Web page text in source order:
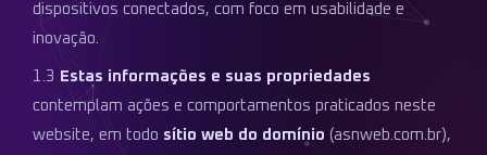
dispositivos conectados, com foco em usabilidade e
inovação.
1.3 Estas informações e suas propriedades
contemplam ações e comportamentos praticados neste
website, em todo sítio web do domínio (asnweb.com.br),